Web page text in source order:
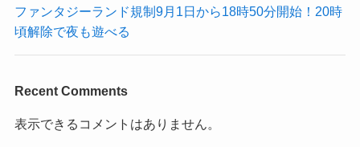
ファンタジーランド規制9月1日から18時50分開始！20時
頃解除で夜も遊べる
Recent Comments
表示できるコメントはありません。